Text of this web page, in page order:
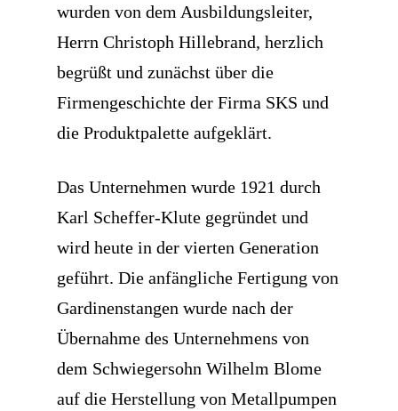
wurden von dem Ausbildungsleiter,
Herrn Christoph Hillebrand, herzlich
begrüßt und zunächst über die
Firmengeschichte der Firma SKS und
die Produktpalette aufgeklärt.
Das Unternehmen wurde 1921 durch
Karl Scheffer-Klute gegründet und
wird heute in der vierten Generation
geführt. Die anfängliche Fertigung von
Gardinenstangen wurde nach der
Übernahme des Unternehmens von
dem Schwiegersohn Wilhelm Blome
auf die Herstellung von Metallpumpen